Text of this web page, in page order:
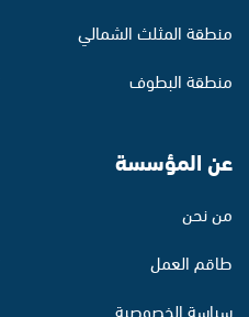
منطقة المثلث الشمالي
منطقة البطوف
عن المؤسسة
من نحن
طاقم العمل
سياسة الخصوصية